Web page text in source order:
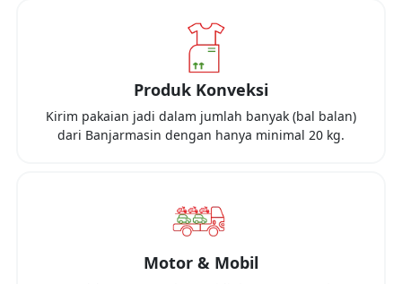
Produk Konveksi
Kirim pakaian jadi dalam jumlah banyak (bal balan)
dari Banjarmasin dengan hanya minimal 20 kg.
Motor & Mobil